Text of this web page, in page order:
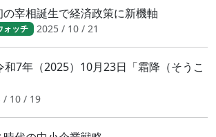
宰相誕生で経済政策に新機軸
ォッチ 2025 / 10 / 21
7年（2025）10月23日「霜降（そうこ
/ 10 / 19